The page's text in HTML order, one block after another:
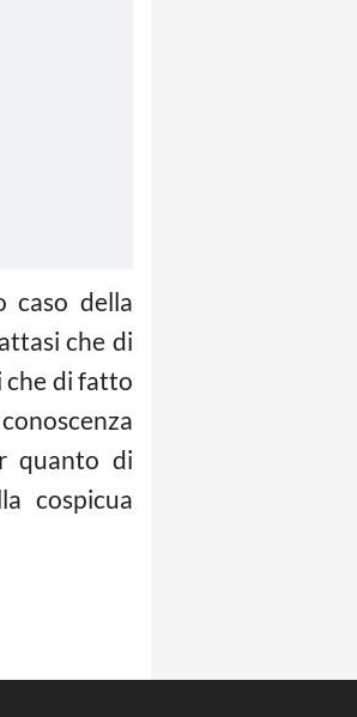
caso della
che di
che di fatto
quanto di
cospicua